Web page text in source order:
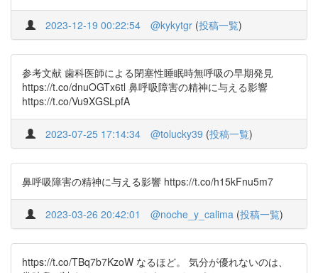
2023-12-19 00:22:54 @kykytgr (投稿一覧)
参考文献 歯科医師による閉塞性睡眠時無呼吸の早期発見
https://t.co/dnuOGTx6tl 鼻呼吸障害の精神に与える影響
https://t.co/Vu9XGSLpfA
2023-07-25 17:14:34 @tolucky39 (投稿一覧)
鼻呼吸障害の精神に与える影響 https://t.co/h15kFnu5m7
2023-03-26 20:42:01 @noche_y_calima (投稿一覧)
https://t.co/TBq7b7KzoW なるほど。 気分が優れないのは、